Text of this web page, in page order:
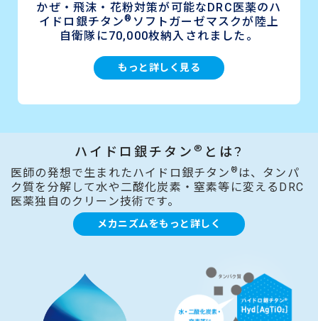
かぜ・飛沫・花粉対策が可能なDRC医薬のハ
イドロ銀チタン® ソフトガーゼマスクが陸上
自衛隊に70,000枚納入されました。
もっと詳しく見る
ハイドロ銀チタン ® とは?
医師の発想で生まれたハイドロ銀チタン ® は、タンパ
ク質を分解して水や二酸化炭素・窒素等に変えるDRC
医薬独自のクリーン技術です。
メカニズムをもっと詳しく